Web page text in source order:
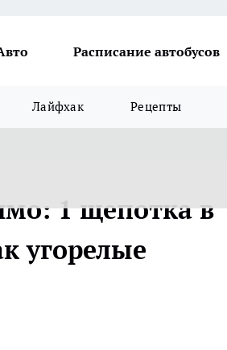
Расписание автобусов
Лайфхак Рецепты
1 щепотка в
угорелые